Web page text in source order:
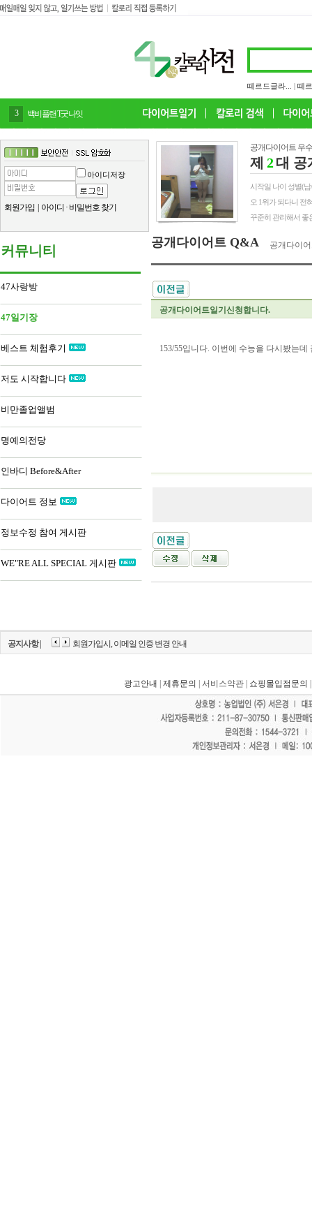
떼르드글라... 떼
4 감말랭이
아이디저장
회원가입 아이디 · 비밀번호 찾기
커뮤니티
47사랑방
47일기장
베스트 체험후기
저도 시작합니다
비만졸업앨범
명예의전당
인바디 Before&After
다이어트 정보
정보수정 참여 게시판
WE"RE ALL SPECIAL 게시판
공개다이어트 우
제 2대 공
시작일 나이 성별(남
오 1위가 되다니 전
꾸준히 관리해서 좋
공개다이어트 Q&A 공개다이
공개다이어트일기신청합니다.
153/55입니다. 이번에 수능을 다시봤는
공지사항 | 회원가입시, 이메일 인증 변경 안내
광고안내 제휴문의 | 서비스약관 | 쇼핑몰입점문의
"홈페이지 모든 게시물에